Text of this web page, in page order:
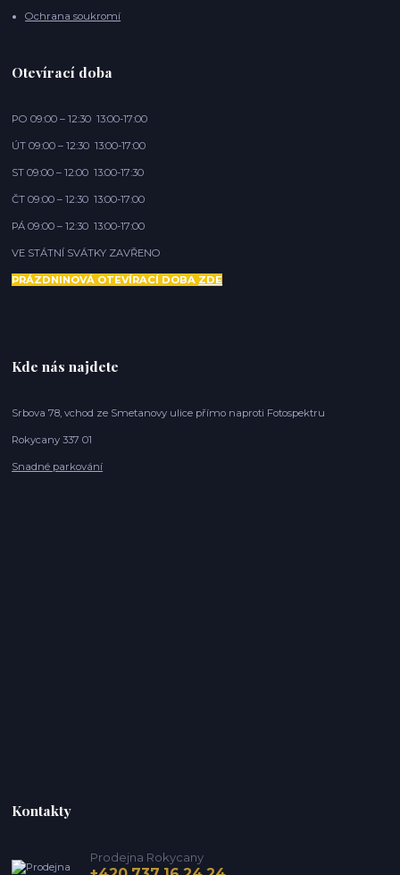
Ochrana soukromí
Otevírací doba
PO 09:00 – 12:30 13:00-17:00
ÚT 09:00 – 12:30 13:00-17:00
ST 09:00 – 12:00 13:00-17:30
ČT 09:00 – 12:30 13:00-17:00
PÁ 09:00 – 12:30 13:00-17:00
VE STÁTNÍ SVÁTKY ZAVŘENO
PRÁZDNINOVÁ OTEVÍRACÍ DOBA ZDE
Kde nás najdete
Srbova 78, vchod ze Smetanovy ulice přímo naproti Fotospektru
Rokycany 337 01
Snadné parkování
Kontakty
Prodejna Rokycany